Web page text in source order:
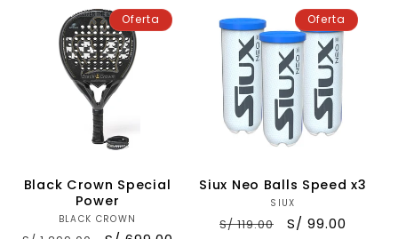
Oferta
Black Crown Special
Power
Proveedor:
BLACK CROWN
Oferta
Siux Neo Balls Speed x3
Proveedor:
SIUX
Precio
S/ 119.00
Precio
S/ 99.00